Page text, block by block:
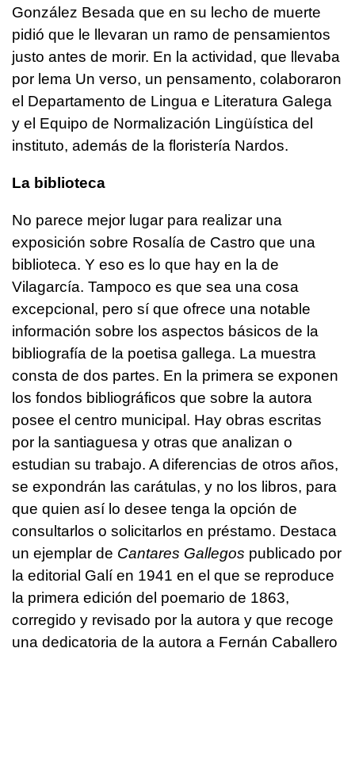
González Besada que en su lecho de muerte
pidió que le llevaran un ramo de pensamientos
justo antes de morir. En la actividad, que llevaba
por lema Un verso, un pensamento, colaboraron
el Departamento de Lingua e Literatura Galega
y el Equipo de Normalización Lingüística del
instituto, además de la floristería Nardos.
La biblioteca
No parece mejor lugar para realizar una
exposición sobre Rosalía de Castro que una
biblioteca. Y eso es lo que hay en la de
Vilagarcía. Tampoco es que sea una cosa
excepcional, pero sí que ofrece una notable
información sobre los aspectos básicos de la
bibliografía de la poetisa gallega. La muestra
consta de dos partes. En la primera se exponen
los fondos bibliográficos que sobre la autora
posee el centro municipal. Hay obras escritas
por la santiaguesa y otras que analizan o
estudian su trabajo. A diferencias de otros años,
se expondrán las carátulas, y no los libros, para
que quien así lo desee tenga la opción de
consultarlos o solicitarlos en préstamo. Destaca
un ejemplar de Cantares Gallegos publicado por
la editorial Galí en 1941 en el que se reproduce
la primera edición del poemario de 1863,
corregido y revisado por la autora y que recoge
una dedicatoria de la autora a Fernán Caballero